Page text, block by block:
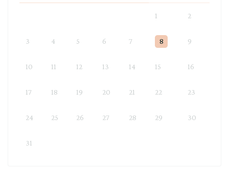
1 2
3 4 5 6 7 8 9
10 11 12 13 14 15 16
17 18 19 20 21 22 23
24 25 26 27 28 29 30
31